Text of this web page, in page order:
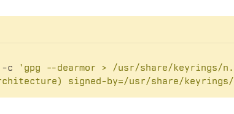
c
'gpg --dearmor > /usr/share/keyrings/
signed-by=/usr/share/